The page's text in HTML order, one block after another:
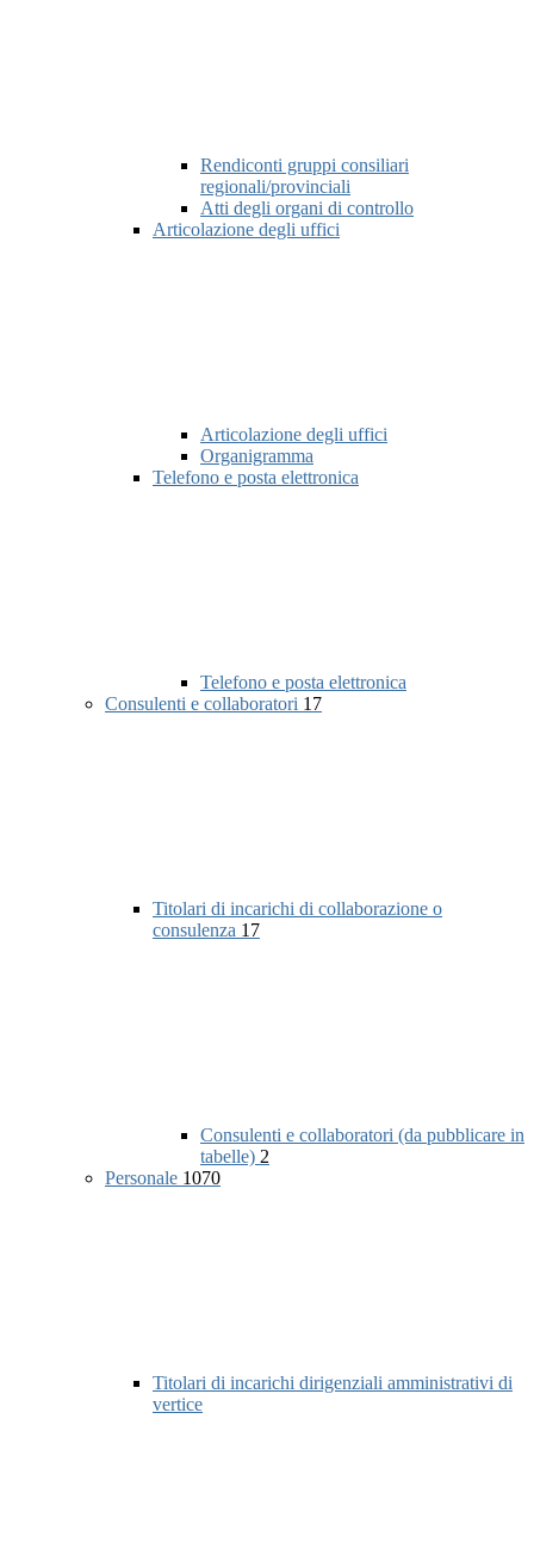
Rendiconti gruppi consiliari
regionali/provinciali
Atti degli organi di controllo
Articolazione degli uffici
Articolazione degli uffici
Organigramma
Telefono e posta elettronica
Telefono e posta elettronica
Consulenti e collaboratori 17
Titolari di incarichi di collaborazione o
consulenza 17
Consulenti e collaboratori (da pubblicare in
tabelle) 2
Personale 1070
Titolari di incarichi dirigenziali amministrativi di
vertice